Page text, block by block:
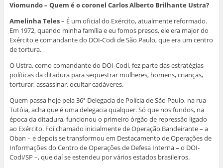
Viomundo – Quem é o coronel Carlos Alberto Brilhante Ustra?
Amelinha Teles– É um oficial do Exército, atualmente reformado.
Em 1972, quando minha família e eu fomos presos, ele era major do
Exército e comandante do DOI-Codi de São Paulo, que era um centro
de tortura.
O Ustra, como comandante do DOI-Codi, fez parte das estratégias
políticas da ditadura para sequestrar mulheres, homens, crianças,
torturar, assassinar, ocultar cadáveres.
Quem passa hoje pela 36ª Delegacia de Polícia de São Paulo, na rua
Tutóia, acha que é uma delegacia qualquer. Só que nos fundos, na
época da ditadura, funcionou o primeiro órgão de repressão ligado
ao Exército. Foi chamado inicialmente de Operação Bandeirante – a
Oban – e depois se transformou em Destacamento de Operações de
Informações do Centro de Operações de Defesa Interna– o DOI-
Codi/SP –, que daí se estendeu por vários estados brasileiros.